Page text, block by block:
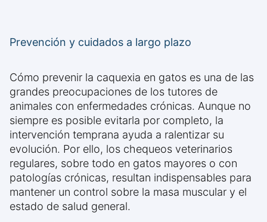
Prevención y cuidados a largo plazo
Cómo prevenir la caquexia en gatos es una de las
grandes preocupaciones de los tutores de
animales con enfermedades crónicas. Aunque no
siempre es posible evitarla por completo, la
intervención temprana ayuda a ralentizar su
evolución. Por ello, los chequeos veterinarios
regulares, sobre todo en gatos mayores o con
patologías crónicas, resultan indispensables para
mantener un control sobre la masa muscular y el
estado de salud general.